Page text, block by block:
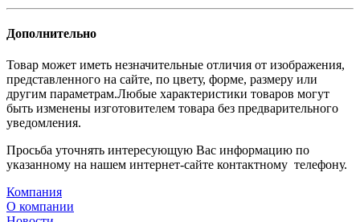
Дополнительно
Товар может иметь незначительные отличия от изображения,
представленного на сайте, по цвету, форме, размеру или
другим параметрам.Любые характеристики товаров могут
быть изменены изготовителем товара без предварительного
уведомления.
Просьба уточнять интересующую Вас информацию по
указанному на нашем интернет-сайте контактному телефону.
Компания
О компании